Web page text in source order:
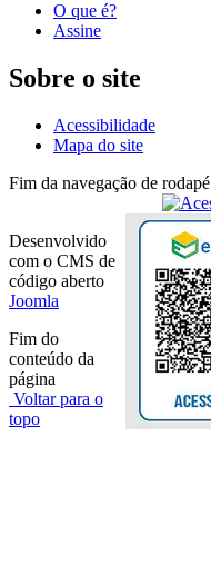
O que é?
Assine
Sobre o site
Acessibilidade
Mapa do site
Fim da navegação de rodapé
Desenvolvido
com o CMS de
código aberto
Joomla
Fim do
conteúdo da
página
Voltar para o
topo